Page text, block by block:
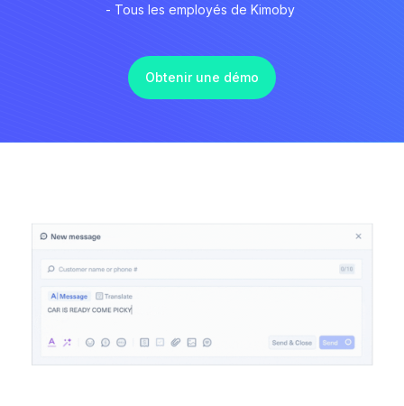
- Tous les employés de Kimoby
Obtenir une démo